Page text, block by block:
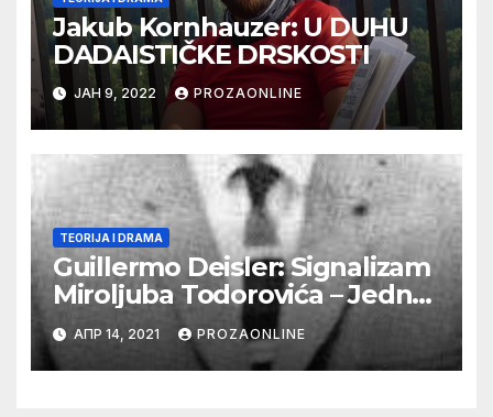
Jakub Kornhauzer: U DUHU
DADAISTIČKE DRSKOSTI
ЈАН 9, 2022 PROZAONLINE
TEORIJA I DRAMA
Guillermo Deisler: Signalizam
Miroljuba Todorovića – Jedna
kosmička svest
АПР 14, 2021 PROZAONLINE